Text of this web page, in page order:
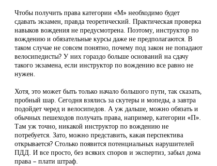
Чтобы получить права категории «М» необходимо будет
сдавать экзамен, правда теоретический. Практическая проверка
навыков вождения не предусмотрена. Поэтому, инструктор по
вождению и обязательные курсы даже не предполагаются. В
таком случае не совсем понятно, почему под закон не попадают
велосипедисты? У них гораздо больше оснований на сдачу
такого экзамена, если инструктор по вождению все равно не
нужен.
Хотя, это может быть только начало большого пути, так сказать,
пробный шар. Сегодня взялись за скутеры и мопеды, а завтра
подойдет черед и велосипедов. А уж дальше, можно обязать и
обычных пешеходов получать права, например, категории «П».
Там уж точно, никакой инструктор по вождению не
потребуется. Зато, можно представить, какая перспектива
открывается? Столько появится потенциальных нарушителей
ПДД. И все просто, без всяких споров и экспертиз, забыл дома
права – плати штраф.